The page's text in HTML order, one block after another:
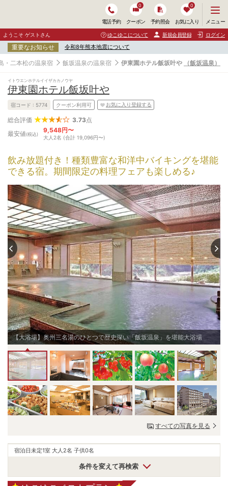
電話予約 クーポン
0
予約照会 お気に入り
0
ニ
ュ
ー
開
く
メニュー
ようこそ ゲストさん ゆこゆこについて 新規会員登録 ログイン
重要なお知らせ 令和8年熊本地震について
・二本松の温泉宿 飯坂温泉の温泉宿 伊東園ホテル飯坂叶や （飯坂温泉）
イトウエンホテルイイザカカノウヤ
伊東園ホテル飯坂叶や
宿コード : 5774 クーポン利用可 お気に入り登録する
総合評価 3.73点
最安値(税込)
9,548円〜
大人2名 (合計 19,096円〜)
飲み放題付き！種類豊富な和洋中バイキングを堪能
できる宿。期間限定の料理フェアも楽しめる♪
【大浴場】奥州三名湯のひとつで歴史深い「飯坂温泉」を堪能大浴場
すべての写真を見る
宿泊日未定1室 大人2名 子供0名
条件を変えて再検索